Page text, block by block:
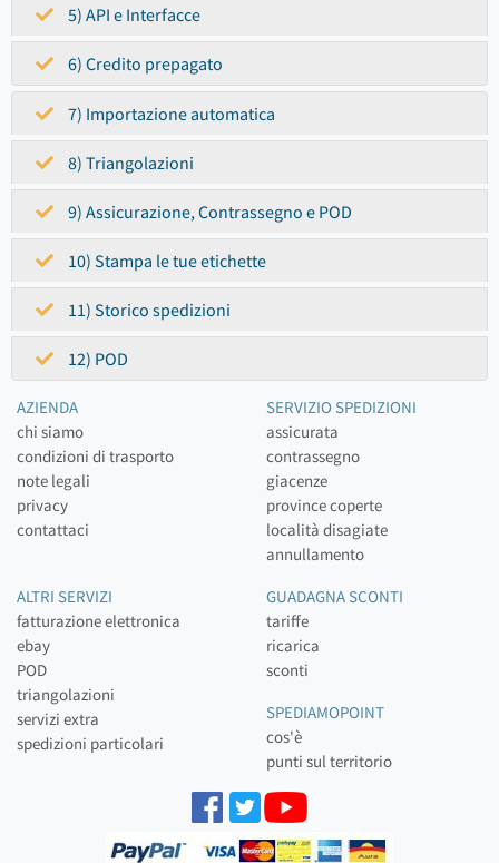
5) API e Interfacce
6) Credito prepagato
7) Importazione automatica
8) Triangolazioni
9) Assicurazione, Contrassegno e POD
10) Stampa le tue etichette
11) Storico spedizioni
12) POD
AZIENDA
chi siamo
condizioni di trasporto
note legali
privacy
contattaci
SERVIZIO SPEDIZIONI
assicurata
contrassegno
giacenze
province coperte
località disagiate
annullamento
ALTRI SERVIZI
fatturazione elettronica
ebay
POD
triangolazioni
servizi extra
spedizioni particolari
GUADAGNA SCONTI
tariffe
ricarica
sconti
SPEDIAMOPOINT
cos'è
punti sul territorio